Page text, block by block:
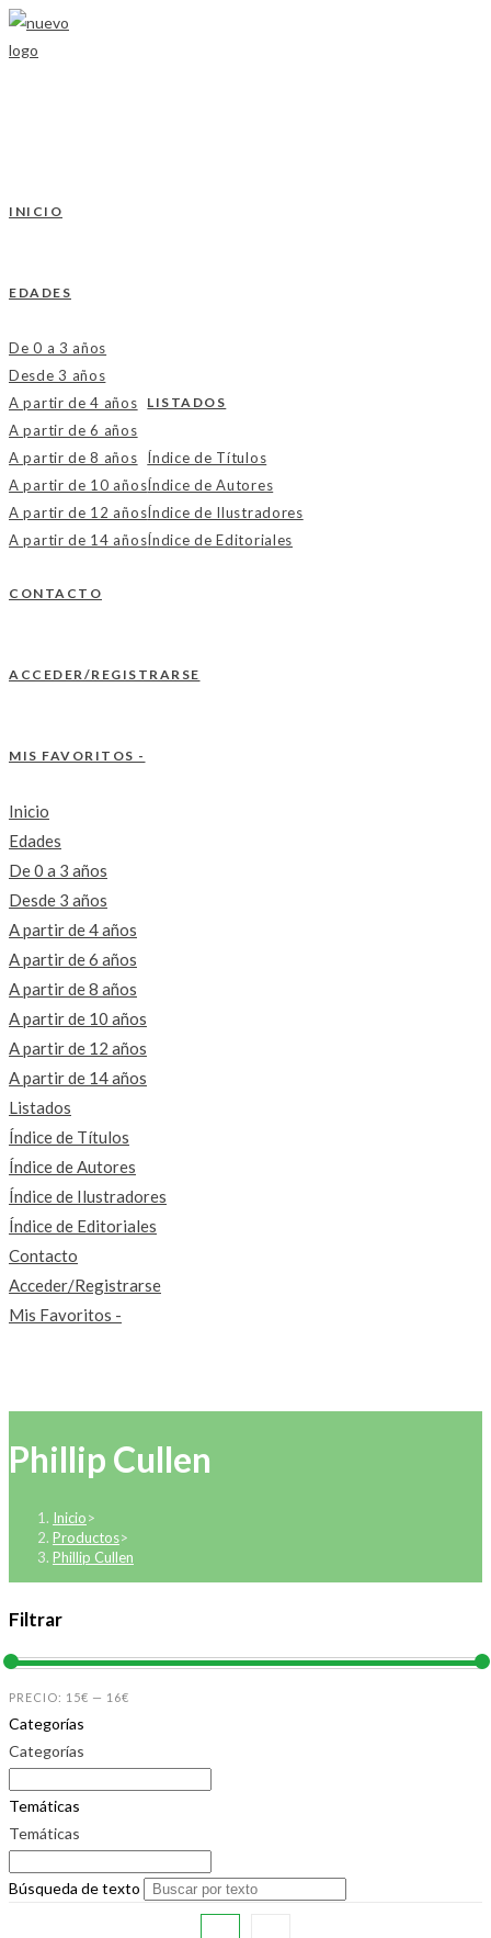
Ir
al
INICIO
EDADES
De 0 a 3 años
Desde 3 años
A partir de 4 años
A partir de 6 años
A partir de 8 años
A partir de 10 años
A partir de 12 años
A partir de 14 años
LISTADOS
Índice de Títulos
Índice de Autores
Índice de Ilustradores
Índice de Editoriales
CONTACTO
ACCEDER/REGISTRARSE
MIS FAVORITOS -
Inicio
Edades
De 0 a 3 años
Desde 3 años
A partir de 4 años
A partir de 6 años
A partir de 8 años
A partir de 10 años
A partir de 12 años
A partir de 14 años
Listados
Índice de Títulos
Índice de Autores
Índice de Ilustradores
Índice de Editoriales
Contacto
Acceder/Registrarse
Mis Favoritos -
Phillip Cullen
Inicio>
Productos>
Phillip Cullen
Filtrar
PRECIO: 15€ — 16€
Categorías
Categorías
Temáticas
Temáticas
Búsqueda de texto